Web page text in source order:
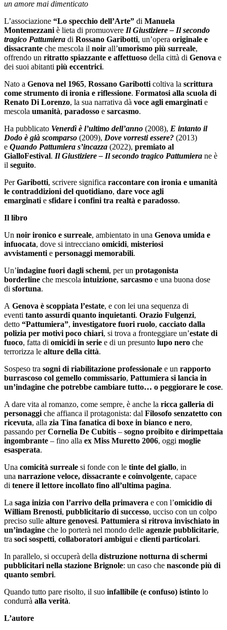
un amore mai dimenticato
L’associazione “Lo specchio dell’Arte” di Manuela
Montemezzani è lieta di promuovere Il Giustiziere – Il secondo
tragico Pattumiera di Rossano Garibotti, un’opera originale e
dissacrante che mescola il noir all’umorismo più surreale,
offrendo un ritratto spiazzante e affettuoso della città di Genova e
dei suoi abitanti più eccentrici.
Nato a Genova nel 1965, Rossano Garibotti coltiva la scrittura
come strumento di ironia e riflessione. Formatosi alla scuola di
Renato Di Lorenzo, la sua narrativa dà voce agli emarginati e
mescola umanità, paradosso e sarcasmo.
Ha pubblicato Venerdì è l’ultimo dell’anno (2008), E intanto il
Dodo è già scomparso (2009), Dove vorresti essere? (2013)
e Quando Pattumiera s’incazza (2022), premiato al
GialloFestival. Il Giustiziere – Il secondo tragico Pattumiera ne è
il seguito.
PerGaribotti, scrivere significa raccontare con ironia e umanità
le contraddizioni del quotidiano, dare voce agli
emarginati e sfidare i confini tra realtà e paradosso.
Il libro
Un noir ironico e surreale, ambientato in una Genova umida e
infuocata, dove si intrecciano omicidi, misteriosi
avvistamenti e personaggi memorabili.
Un’indagine fuori dagli schemi, per un protagonista
borderline che mescola intuizione, sarcasmo e una buona dose
di sfortuna.
A Genova è scoppiata l’estate, e con lei una sequenza di
eventi tanto assurdi quanto inquietanti. Orazio Fulgenzi,
detto “Pattumiera”, investigatore fuori ruolo, cacciato dalla
polizia per motivi poco chiari, si trova a fronteggiare un’estate di
fuoco, fatta di omicidi in serie e di un presunto lupo nero che
terrorizza le alture della città.
Sospeso tra sogni di riabilitazione professionale e un rapporto
burrascoso col gemello commissario, Pattumiera si lancia in
un’indagine che potrebbe cambiare tutto… o peggiorare le cose.
A dare vita al romanzo, come sempre, è anche la ricca galleria di
personaggi che affianca il protagonista: dal Filosofo senzatetto con
ricevuta, alla zia Tina fanatica di boxe in bianco e nero,
passando perCornelia De Cubitis – sogno proibito e dirimpettaia
ingombrante – fino alla ex Miss Muretto 2006, oggi moglie
esasperata.
Una comicità surreale si fonde con le tinte del giallo, in
una narrazione veloce, dissacrante e coinvolgente, capace
di tenere il lettore incollato fino all’ultima pagina.
La saga inizia con l’arrivo della primavera e con l’omicidio di
William Brenosti, pubblicitario di successo, ucciso con un colpo
preciso sulle alture genovesi. Pattumiera si ritrova invischiato in
un’indagine che lo porterà nel mondo delle agenzie pubblicitarie,
tra soci sospetti, collaboratori ambigui e clienti particolari.
In parallelo, si occuperà della distruzione notturna di schermi
pubblicitari nella stazione Brignole: un caso che nasconde più di
quanto sembri.
Quando tutto pare risolto, il suo infallibile (e confuso) istinto lo
condurrà alla verità.
L’autore